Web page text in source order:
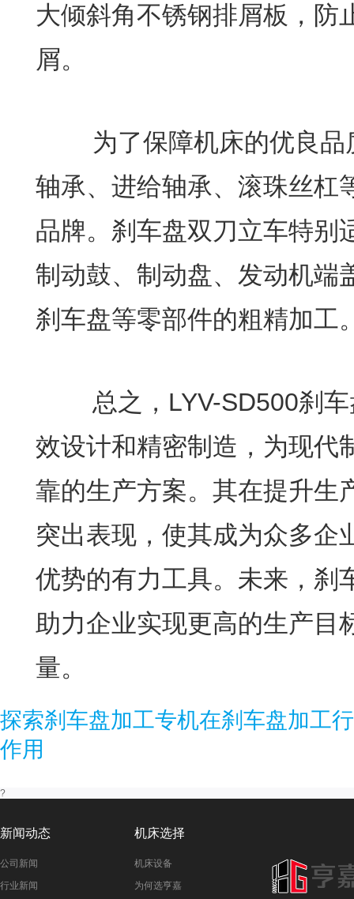
大倾斜角不锈钢排屑板，防
屑。
为了保障机床的优良品
轴承、进给轴承、滚珠丝杠
品牌。刹车盘双刀立车特别
制动鼓、制动盘、发动机端
刹车盘等零部件的粗精加工
总之，LYV-SD500刹车
效设计和精密制造，为现代
靠的生产方案。其在提升生
突出表现，使其成为众多企
优势的有力工具。未来，刹
助力企业实现更高的生产目
量。
探索刹车盘加工专机在刹车盘加工
作用
?
新闻动态
公司新闻
行业新闻
机床选择
机床设备
为何选亨嘉